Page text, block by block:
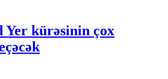
Yer kürəsinin çox